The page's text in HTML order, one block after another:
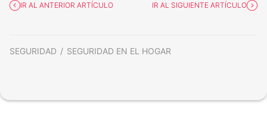
IR AL ANTERIOR ARTÍCULO IR AL SIGUIENTE ARTÍCULO
SEGURIDAD SEGURIDAD EN EL HOGAR